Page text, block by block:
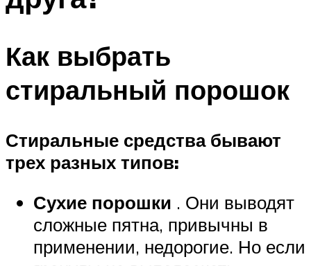
Как выбрать
стиральный порошок
Стиральные средства бывают
трех разных типов:
Сухие порошки . Они выводят
сложные пятна, привычны в
применении, недорогие. Но если